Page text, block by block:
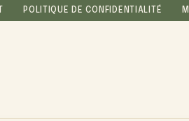
POLITIQUE DE CONFIDENTIALITÉ